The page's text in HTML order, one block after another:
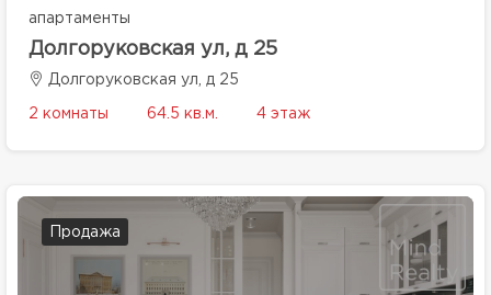
апартаменты
Долгоруковская ул, д 25
Долгоруковская ул, д 25
2 комнаты 64.5 кв.м. 4 этаж
Продажа